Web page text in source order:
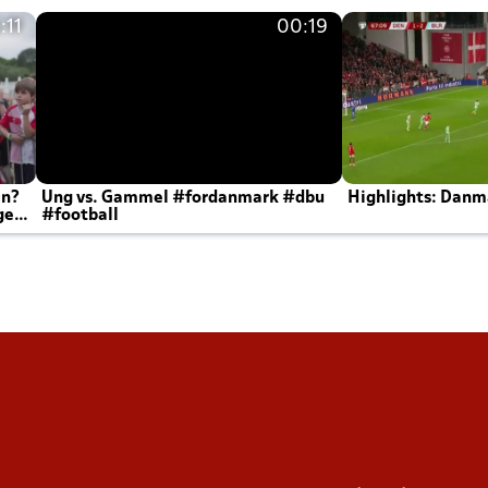
00:19
Ung vs. Gammel #fordanmark #dbu
#football
Highlights: